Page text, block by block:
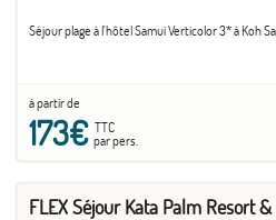
Séjour plage à l'hôtel Samui Verticolor 3* à Koh
à partir de
173€TTC
par pers.
FLEX Séjour Kata Palm Resort